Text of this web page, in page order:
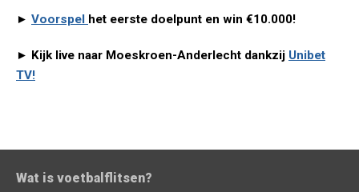
► Voorspel het eerste doelpunt en win €10.000!
► Kijk live naar Moeskroen-Anderlecht dankzij Unibet
TV!
Wat is voetbalflitsen?